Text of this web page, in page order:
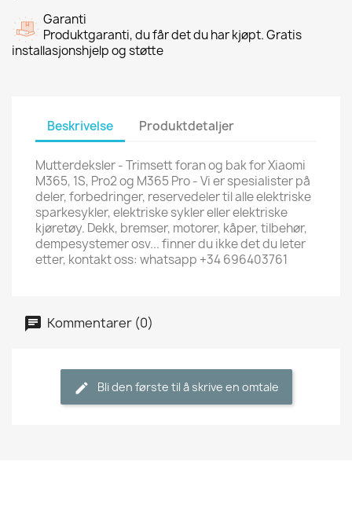
Garanti
Produktgaranti, du får det du har kjøpt. Gratis
installasjonshjelp og støtte
Beskrivelse Produktdetaljer
Mutterdeksler - Trimsett foran og bak for Xiaomi
M365, 1S, Pro2 og M365 Pro - Vi er spesialister på
deler, forbedringer, reservedeler til alle elektriske
sparkesykler, elektriske sykler eller elektriske
kjøretøy. Dekk, bremser, motorer, kåper, tilbehør,
dempesystemer osv... finner du ikke det du leter
etter, kontakt oss: whatsapp +34 696403761
Kommentarer (0)
Bli den første til å skrive en omtale